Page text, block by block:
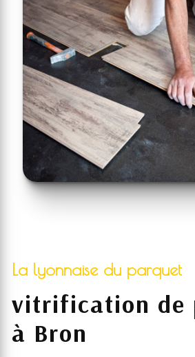
La lyonnaise du parquet
vitrification de
à Bron